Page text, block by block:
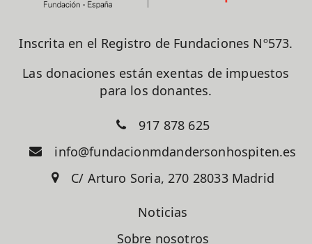
Inscrita en el Registro de Fundaciones Nº573.
Las donaciones están exentas de impuestos
para los donantes.
917 878 625
info@fundacionmdandersonhospiten.es
C/ Arturo Soria, 270 28033 Madrid
Noticias
Sobre nosotros